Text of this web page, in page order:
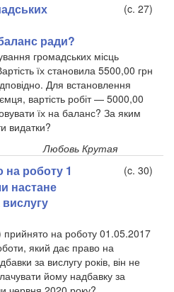
ради?
(c. 27)
громадських місць
їх становила 5500,00 грн
Для встановлення
вартість робіт — 5000,00
їх на баланс? За яким
видатки?
Любовь Крутая
на роботу 1
настане
(c. 30)
на роботу 01.05.2017
який дає право на
за вислугу років, він не
йому надбавку за